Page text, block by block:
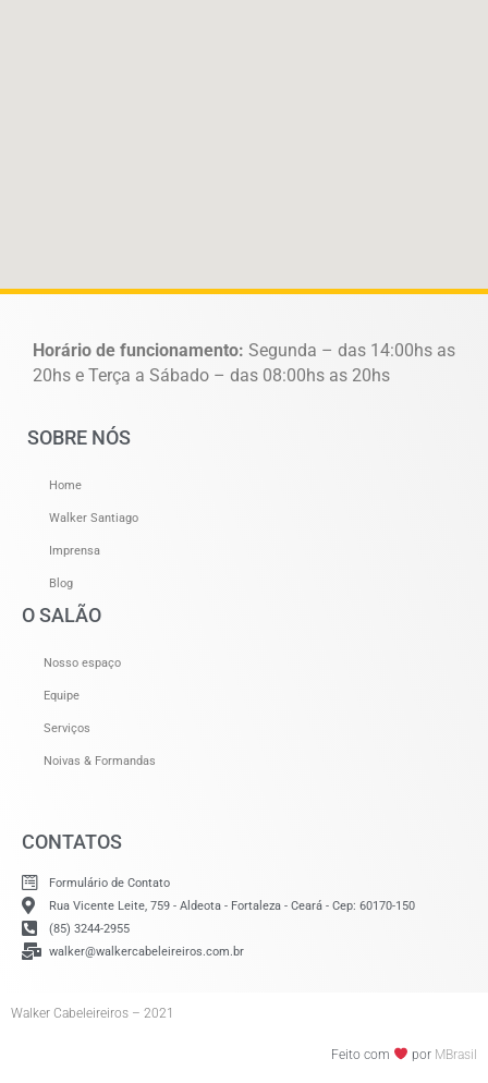
Horário de funcionamento: Segunda – das 14:00hs as
20hs e Terça a Sábado – das 08:00hs as 20hs
SOBRE NÓS
Home
Walker Santiago
Imprensa
Blog
O SALÃO
Nosso espaço
Equipe
Serviços
Noivas & Formandas
CONTATOS
Formulário de Contato
Rua Vicente Leite, 759 - Aldeota - Fortaleza - Ceará - Cep: 60170-150
(85) 3244-2955
walker@walkercabeleireiros.com.br
Walker Cabeleireiros – 2021
Feito com por MBrasil